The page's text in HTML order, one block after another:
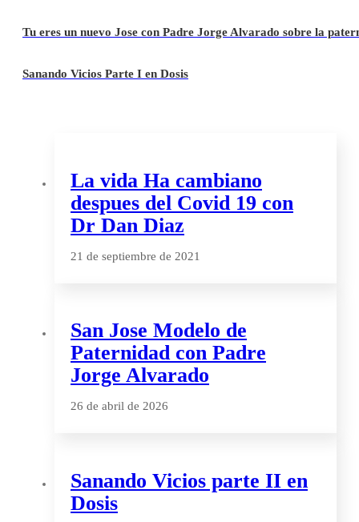
Tu eres un nuevo Jose con Padre Jorge Alvarado sobre la
Sanando Vicios Parte I en Dosis
La vida Ha cambiano
despues del Covid 19 con
Dr Dan Diaz
21 de septiembre de 2021
San Jose Modelo de
Paternidad con Padre
Jorge Alvarado
26 de abril de 2026
Sanando Vicios parte II en
Dosis